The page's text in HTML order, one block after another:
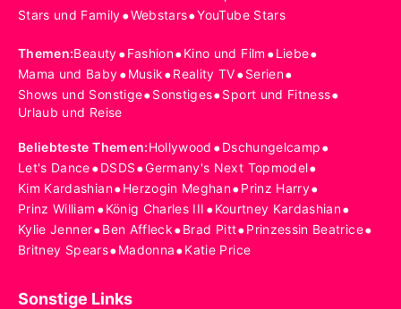
Stars und Family•Webstars•YouTube Stars
Themen:Beauty•Fashion•Kino und Film •Liebe•
Mama und Baby•Musik•Reality TV•Serien•
Shows und Sonstige•Sonstiges•Sport und Fitness•
Urlaub und Reise
Beliebteste Themen:Hollywood •Dschungelcamp•
Let's Dance•DSDS•Germany's Next Topmodel•
Kim Kardashian•Herzogin Meghan•Prinz Harry•
Prinz William •König Charles III •Kourtney Kardashian•
Kylie Jenner•Ben Affleck•Brad Pitt•Prinzessin Beatrice•
Britney Spears•Madonna•Katie Price
Sonstige Links